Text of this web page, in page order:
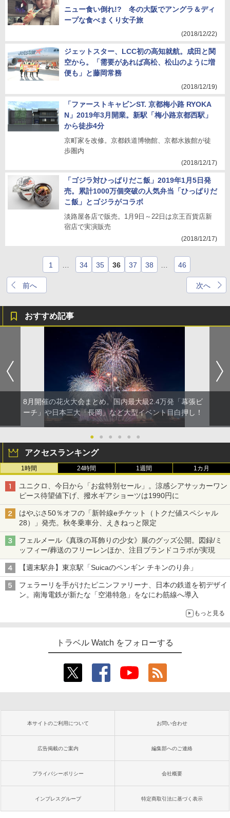
ニュー食い倒れ!? 冬の大阪でアングラ＆ディ
ープな食べまくり女子旅
(2018/12/22)
ジェットスター、LCC初の高知就航。成田と関
空から。「需要があれば高松、松山のように増
便も」と藤岡常務
(2018/12/19)
「ファーストキャビンST. 京都梅小路 RYOKA
N」2019年3月開業。新駅「梅小路京都西駅」
から徒歩4分
京町家を改修。京都鉄道博物館、京都水族館が徒
歩圏内
(2018/12/17)
「ゴジラ対ひっぱりだこ飯」2019年1月5日発
売。累計1000万個突破の人気弁当「ひっぱりだ
こ飯」とゴジラがコラボ
淡路屋各店で販売。1月9日～22日は京王百貨店新
宿店で実演販売
(2018/12/17)
前へ
1 34 35 36 37 38 46
次へ
おすすめ記事
8月開催の花火大会まとめ。国内最大級2.4万発「幕張ビ
ーチ」や日本三大「長岡」など大型イベント目白押し！
● ● ● ● ● ●
アクセスランキング
1時間 24時間 1週間 1カ月
ユニクロ、今日から「お盆特別セール」。涼感シアサッカーワン
ピース待望値下げ、撥水ギアショーツは1990円に
はやぶさ50％オフの「新幹線eチケット（トクだ値スペシャル
28）」発売。秋冬乗車分、えきねっと限定
フェルメール《真珠の耳飾りの少女》展のグッズ公開。図録/ミ
ッフィー/葬送のフリーレンほか、注目ブランドコラボが実現
【週末駅弁】東京駅「Suicaのペンギン チキンのり弁」
フェラーリを手がけたピニンファリーナ、日本の鉄道を初デザイ
ン。南海電鉄が新たな「空港特急」をなにわ筋線へ導入
もっと見る
トラベル Watch をフォローする
本サイトのご利用について お問い合わせ
広告掲載のご案内 編集部へのご連絡
プライバシーポリシー 会社概要
インプレスグループ 特定商取引法に基づく表示